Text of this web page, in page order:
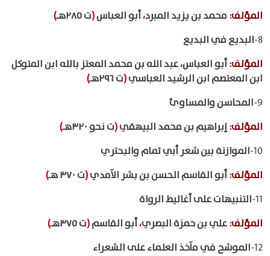
المؤلف: محمد بن يزيد المبرد،أبو العباس(ت ٢٨٥هـ
)
8- البديع في البديع
المؤلف:أبو العباس،عبد الله بن محمد المعتز بالله ابن المتوكل
ابن المعتصم ابن الرشيد العباسي(ت ٢٩٦هـ
)
9- المحاسن والمساوئ
المؤلف:إبراهيم بن محمد البيهقي(ت نحو ٣٢٠هـ
)
10- الموازنة بين شعر أبي تمام والبحتري
المؤلف:أبو القاسم الحسن بن بشر الآمدي(ت ٣٧٠ هـ
)
11- التنبيهات على أغاليط الرواة
المؤلف:علي بن حمزة البصري،أبو القاسم(ت ٣٧٥هـ
)
12- الموشح في مآخذ العلماء على الشعراء